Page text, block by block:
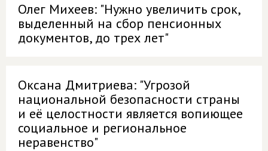
Олег Михеев: "Нужно увеличить срок,
выделенный на сбор пенсионных
документов, до трех лет"
Оксана Дмитриева: "Угрозой
национальной безопасности страны
и её целостности является вопиющее
социальное и региональное
неравенство"